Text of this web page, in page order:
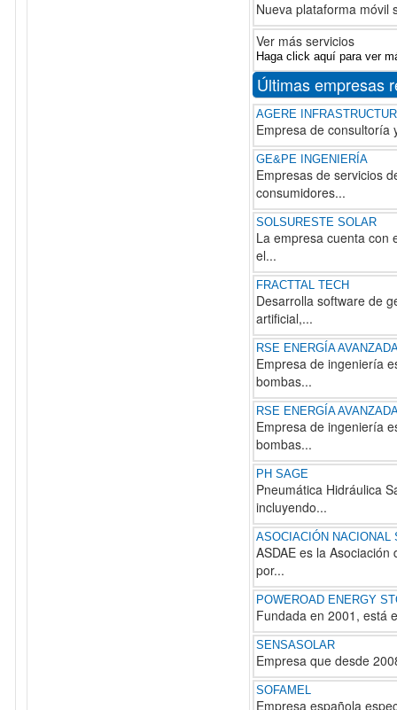
Nueva plataforma móvil
Ver más servicios
Haga click aquí para ver
Últimas empresas
AGERE
Empresa de consultoría
GE&PE INGENIERÍA
Empresas de servicios
consumidores...
SOLSURESTE SOLAR
La empresa cuenta con
el...
FRACTTAL TECH
Desarrolla software de
artificial,...
RSE ENERGÍA
Empresa de ingeniería
bombas...
RSE ENERGÍA
Empresa de ingeniería
bombas...
PH SAGE
Pneumática Hidráulica
incluyendo...
ASOCIACIÓN NACIONAL
ASDAE es la
por...
POWEROAD ENERGY
Fundada en 2001, está
SENSASOLAR
Empresa que desde
SOFAMEL
Empresa española